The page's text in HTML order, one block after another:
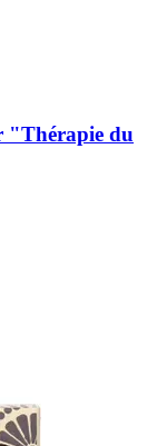
"Thérapie du